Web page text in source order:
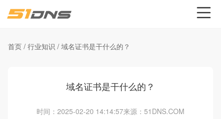
首页 / 行业知识 / 域名证书是干什么的？
域名证书是干什么的？
时间：2025-02-20 14:14:57来源：51DNS.COM